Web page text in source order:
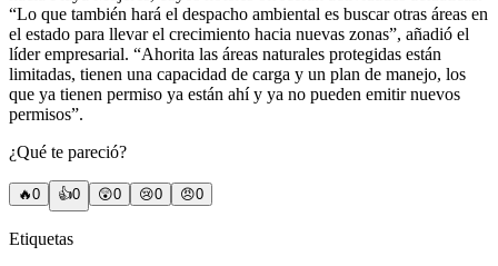
“Lo que también hará el despacho ambiental es buscar otras áreas en
el estado para llevar el crecimiento hacia nuevas zonas”, añadió el
líder empresarial. “Ahorita las áreas naturales protegidas están
limitadas, tienen una capacidad de carga y un plan de manejo, los
que ya tienen permiso ya están ahí y ya no pueden emitir nuevos
permisos”.
¿Qué te pareció?
🔥0 👍0 😲0 😢0 😠0
Etiquetas